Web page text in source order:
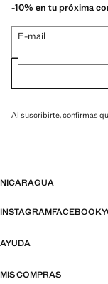
-10% en tu próxima
E-mail
Al suscribirte, confirmas
NICARAGUA
INSTAGRAMFACEBOOK
AYUDA
MIS COMPRAS